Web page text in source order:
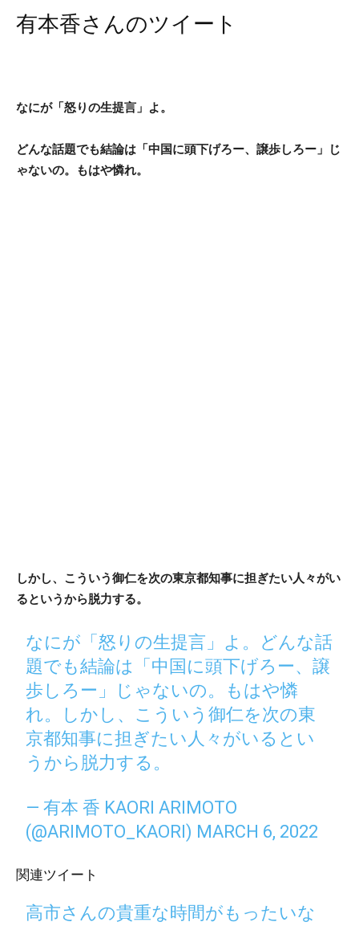
有本香さんのツイート
なにが「怒りの生提言」よ。
どんな話題でも結論は「中国に頭下げろー、譲歩しろー」じ
ゃないの。もはや憐れ。
しかし、こういう御仁を次の東京都知事に担ぎたい人々がい
るというから脱力する。
なにが「怒りの生提言」よ。どんな話
題でも結論は「中国に頭下げろー、譲
歩しろー」じゃないの。もはや憐
れ。しかし、こういう御仁を次の東
京都知事に担ぎたい人々がいるとい
うから脱力する。
— 有本 香 KAORI ARIMOTO
(@ARIMOTO_KAORI) MARCH 6, 2022
関連ツイート
高市さんの貴重な時間がもったいな